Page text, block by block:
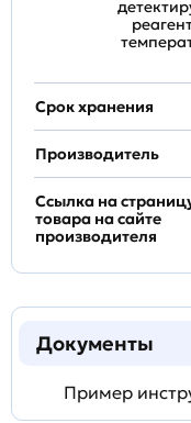
Срок хранения
Производитель
Ссылка на
товара на сайте
производителя
Документы
Пример